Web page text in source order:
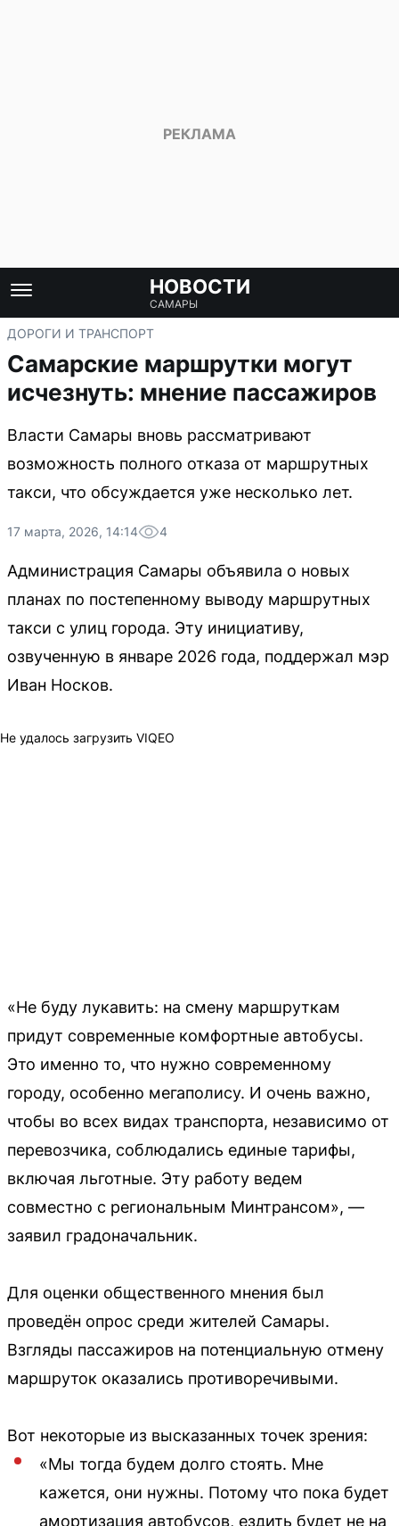
НОВОСТИ
САМАРЫ
ДОРОГИ И ТРАНСПОРТ
Самарские маршрутки могут
исчезнуть: мнение пассажиров
Власти Самары вновь рассматривают
возможность полного отказа от маршрутных
такси, что обсуждается уже несколько лет.
17 марта, 2026, 14:14 4
Администрация Самары объявила о новых
планах по постепенному выводу маршрутных
такси с улиц города. Эту инициативу,
озвученную в январе 2026 года, поддержал мэр
Иван Носков.
Не удалось загрузить VIQEO
«Не буду лукавить: на смену маршруткам
придут современные комфортные автобусы.
Это именно то, что нужно современному
городу, особенно мегаполису. И очень важно,
чтобы во всех видах транспорта, независимо от
перевозчика, соблюдались единые тарифы,
включая льготные. Эту работу ведем
совместно с региональным Минтрансом», —
заявил градоначальник.
Для оценки общественного мнения был
проведён опрос среди жителей Самары.
Взгляды пассажиров на потенциальную отмену
маршруток оказались противоречивыми.
Вот некоторые из высказанных точек зрения:
«Мы тогда будем долго стоять. Мне
кажется, они нужны. Потому что пока будет
амортизация автобусов, ездить будет не на